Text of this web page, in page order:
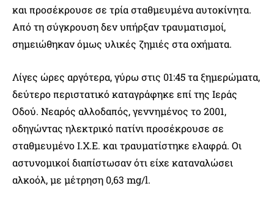
και προσέκρουσε σε τρία σταθμευμένα αυτοκίνητα.
Από τη σύγκρουση δεν υπήρξαν τραυματισμοί,
σημειώθηκαν όμως υλικές ζημιές στα οχήματα.
Λίγες ώρες αργότερα, γύρω στις 01:45 τα ξημερώματα,
δεύτερο περιστατικό καταγράφηκε επί της Ιεράς
Οδού. Νεαρός αλλοδαπός, γεννημένος το 2001,
οδηγώντας ηλεκτρικό πατίνι προσέκρουσε σε
σταθμευμένο Ι.Χ.Ε. και τραυματίστηκε ελαφρά. Οι
αστυνομικοί διαπίστωσαν ότι είχε καταναλώσει
αλκοόλ, με μέτρηση 0,63 mg/l.